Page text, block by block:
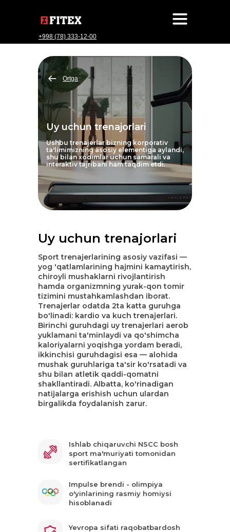
+998 (78) 333-12-00
Uy uchun trenajorlari
Ushbu trenajerlar bizning korporativ
ta'limimizning asosiy elementiga aylandi,
shu bilan xodimlar uchun samarali va
interaktiv tajribani ham taqdim etdi.
Ortga
Uy uchun trenajorlari
Sport trenajerlarining asosiy vazifasi —
yog 'qatlamlarining hajmini kamaytirish,
chiroyli mushaklarni rivojlantirish
hamda organizmning yurak-qon tomir
tizimini mustahkamlashdan iborat.
Trenajerlar odatda 2ta katta guruhga
bo'linadi: kardio va kuch trenajerlari.
Birinchi guruhdagi uy trenajerlari aerob
yuklamani ta'minlaydi va qo'shimcha
kaloriyalarni yoqishga yordam beradi,
ikkinchisi guruhdagisi esa — alohida
mushak guruhlariga ta'sir ko'rsatadi va
shu bilan atletik qaddi-qomatni
shakllantiradi. Albatta, ko'rinadigan
natijalarga erishish uchun ulardan
birgalikda foydalanish zarur.
Ishlab chiqaruvchi NSCC bosh
sport ma'muriyati tomonidan
sertifikatlangan
Impulse brendi - olimpiya
o'yinlarining rasmiy homiysi
hisoblanadi
Yevropa sifati raqobatbardosh